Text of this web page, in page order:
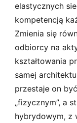
elastycznych
kompetencją
Zmienia się
odbiorcy na
kształtowania
samej
przestaje on
„fizycznym”, a
hybrydowym, z